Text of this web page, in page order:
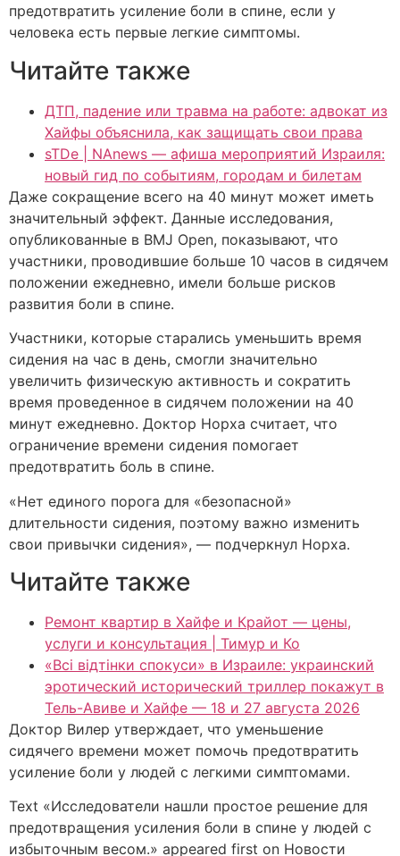
предотвратить усиление боли в спине, если у
человека есть первые легкие симптомы.
Читайте также
ДТП, падение или травма на работе: адвокат из
Хайфы объяснила, как защищать свои права
sTDe | NAnews — афиша мероприятий Израиля:
новый гид по событиям, городам и билетам
Даже сокращение всего на 40 минут может иметь
значительный эффект. Данные исследования,
опубликованные в BMJ Open, показывают, что
участники, проводившие больше 10 часов в сидячем
положении ежедневно, имели больше рисков
развития боли в спине.
Участники, которые старались уменьшить время
сидения на час в день, смогли значительно
увеличить физическую активность и сократить
время проведенное в сидячем положении на 40
минут ежедневно. Доктор Норха считает, что
ограничение времени сидения помогает
предотвратить боль в спине.
«Нет единого порога для «безопасной»
длительности сидения, поэтому важно изменить
свои привычки сидения», — подчеркнул Норха.
Читайте также
Ремонт квартир в Хайфе и Крайот — цены,
услуги и консультация | Тимур и Ко
«Всі відтінки спокуси» в Израиле: украинский
эротический исторический триллер покажут в
Тель-Авиве и Хайфе — 18 и 27 августа 2026
Доктор Вилер утверждает, что уменьшение
сидячего времени может помочь предотвратить
усиление боли у людей с легкими симптомами.
Text «Исследователи нашли простое решение для
предотвращения усиления боли в спине у людей с
избыточным весом.» appeared first on Новости